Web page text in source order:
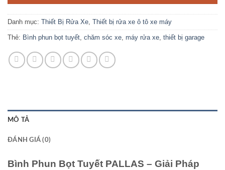
Danh mục: Thiết Bị Rửa Xe, Thiết bị rửa xe ô tô xe máy
Thẻ: Bình phun bọt tuyết, chăm sóc xe, máy rửa xe, thiết bị garage
MÔ TẢ
ĐÁNH GIÁ (0)
Bình Phun Bọt Tuyết PALLAS – Giải Pháp